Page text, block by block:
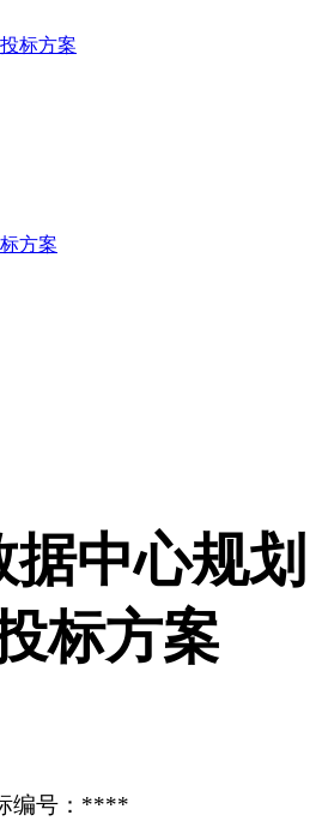
标方案
方案
中心规划
标方案
编号：****